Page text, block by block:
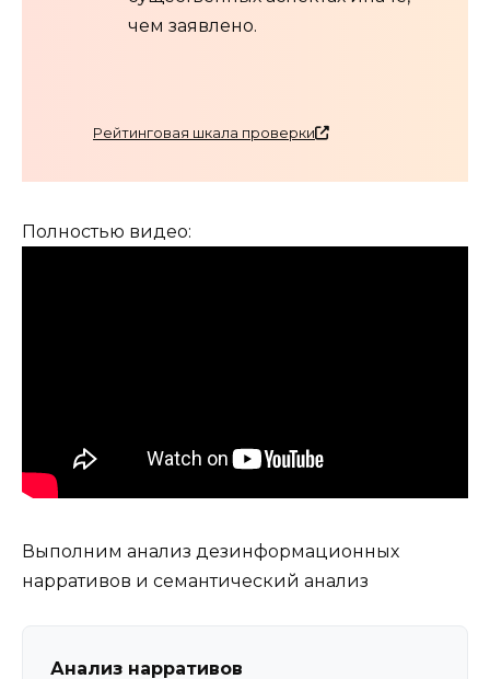
чем заявлено.
Рейтинговая шкала проверки
Полностью видео:
Выполним анализ дезинформационных
нарративов и семантический анализ
Анализ нарративов